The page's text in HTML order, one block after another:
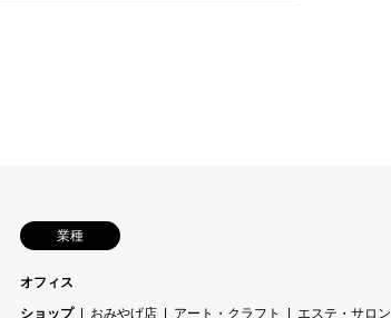
業種
オフィス
ショップ
おみやげ店 アート・クラフト エステ・サロン